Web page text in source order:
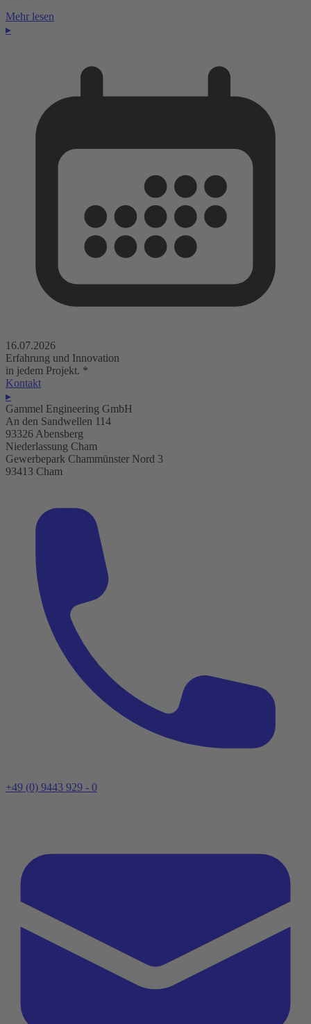
Mehr lesen
▸
16.07.2026
Erfahrung und Innovation
in jedem Projekt. *
Kontakt
▸
Gammel Engineering GmbH
An den Sandwellen 114
93326 Abensberg
Niederlassung Cham
Gewerbepark Chammünster Nord 3
93413 Cham
+49 (0) 9443 929 - 0